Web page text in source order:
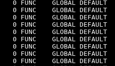
0 FUNC    GLOBAL DEFAULT
0 FUNC    GLOBAL DEFAULT
0 FUNC    GLOBAL DEFAULT
0 FUNC    GLOBAL DEFAULT
0 FUNC    GLOBAL DEFAULT
0 FUNC    GLOBAL DEFAULT
0 FUNC    GLOBAL DEFAULT
0 FUNC    GLOBAL DEFAULT
0 FUNC    GLOBAL DEFAULT